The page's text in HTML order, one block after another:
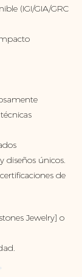
(IGI/GIA/GRC
diseños únicos.
de
Jewelry] o